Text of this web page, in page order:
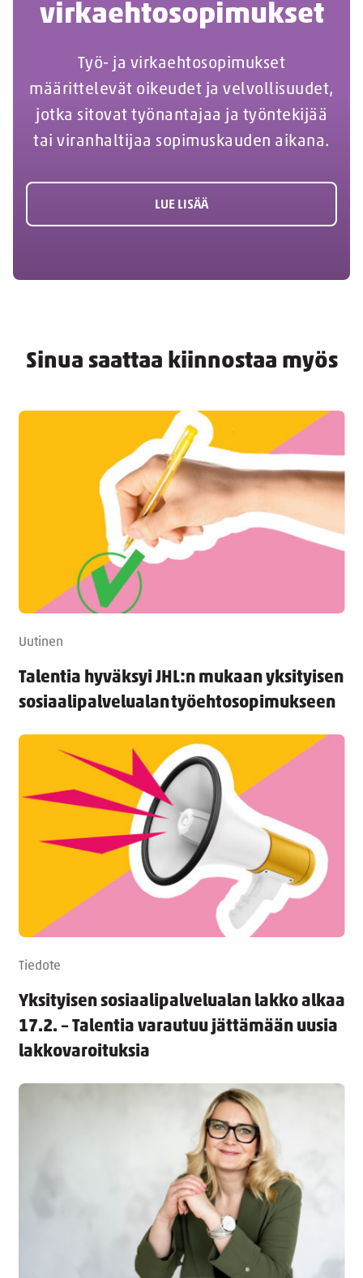
virkaehtosopimukset
Työ- ja virkaehtosopimukset
määrittelevät oikeudet ja velvollisuudet,
jotka sitovat työnantajaa ja työntekijää
tai viranhaltijaa sopimuskauden aikana.
LUE LISÄÄ
Sinua saattaa kiinnostaa myös
Uutinen
Talentia hyväksyi JHL:n mukaan yksityisen
sosiaalipalvelualan työehtosopimukseen
Tiedote
Yksityisen sosiaalipalvelualan lakko alkaa
17.2. – Talentia varautuu jättämään uusia
lakkovaroituksia